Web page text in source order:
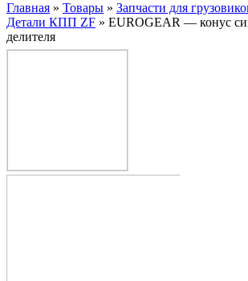
Главная » Товары » Запчасти для
Детали КПП ZF » EUROGEAR — конус
делителя